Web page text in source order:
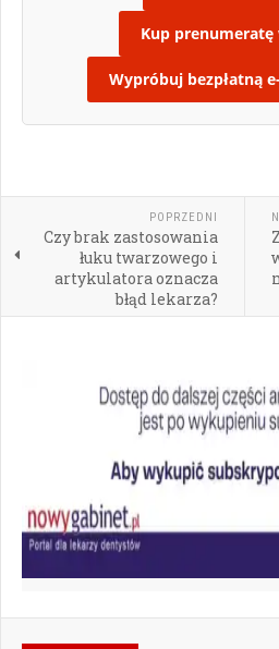
Kup prenumeratę
Wypróbuj bezpłatną
POPRZEDNI
Czy brak zastosowania
łuku twarzowego i
artykulatora oznacza
błąd lekarza?